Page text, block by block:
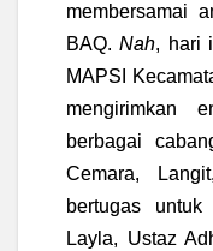
membersamai
BAQ.Nah, hari
MAPSI
mengirimkan
berbagai
Cemara,
bertugas
Layla, Ustaz